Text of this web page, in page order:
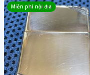
Miễn phí nội địa